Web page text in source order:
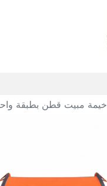
خيمة مبيت قطن بطبقة واحدة 2.5×1.5